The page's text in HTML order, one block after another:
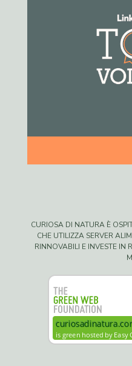
CURIOSA DI NATURA È
CHE UTILIZZA SERVER
RINNOVABILI E INVESTE IN